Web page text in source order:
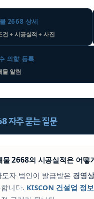
2668 상세
건 + 시공실적 + 사진
의향 등록
물 알림
자주 묻는 질문
물 2668의 시공실적은 어떻
도자 법인이 발급받은 경영
니다. KISCON 건설업 정